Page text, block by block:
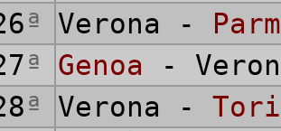
ª Verona -
ª Genoa -
ª Verona -